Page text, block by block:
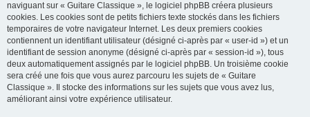
naviguant sur « Guitare Classique », le logiciel phpBB créera plusieurs
cookies. Les cookies sont de petits fichiers texte stockés dans les fichiers
temporaires de votre navigateur Internet. Les deux premiers cookies
contiennent un identifiant utilisateur (désigné ci-après par « user-id ») et un
identifiant de session anonyme (désigné ci-après par « session-id »), tous
deux automatiquement assignés par le logiciel phpBB. Un troisième cookie
sera créé une fois que vous aurez parcouru les sujets de « Guitare
Classique ». Il stocke des informations sur les sujets que vous avez lus,
améliorant ainsi votre expérience utilisateur.